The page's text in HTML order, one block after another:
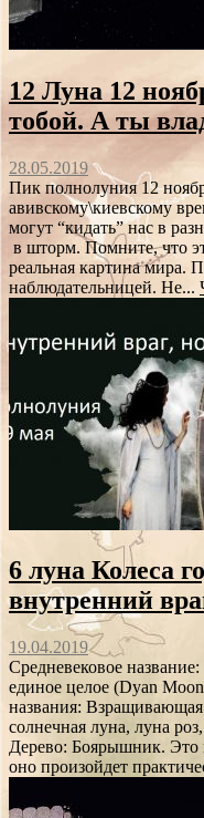
12 Луна 12
тобой. А ты
28.05.2019
Пик полнолуния 12
авивскому\киевскому
могут “кидать” нас в
в шторм. Помните, что
реальная картина мира.
наблюдательницей. Не...
6 луна Колеса
внутренний
19.04.2019
Средневековое
единое целое (Dyan
названия:
солнечная луна, луна
Дерево: Боярышник. Это
оно произойдет